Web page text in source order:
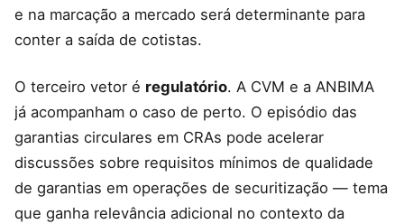
e na marcação a mercado será determinante para
conter a saída de cotistas.
O terceiro vetor é regulatório. A CVM e a ANBIMA
já acompanham o caso de perto. O episódio das
garantias circulares em CRAs pode acelerar
discussões sobre requisitos mínimos de qualidade
de garantias em operações de securitização — tema
que ganha relevância adicional no contexto da